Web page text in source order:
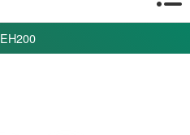
EH200